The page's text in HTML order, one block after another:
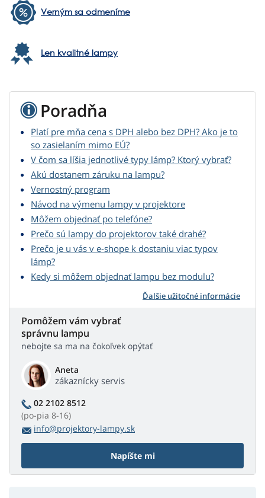
Verným sa odmeníme
Len kvalitné lampy
Poradňa
Platí pre mňa cena s DPH alebo bez DPH? Ako je to
so zasielaním mimo EÚ?
V čom sa líšia jednotlivé typy lámp? Ktorý vybrať?
Akú dostanem záruku na lampu?
Vernostný program
Návod na výmenu lampy v projektore
Môžem objednať po telefóne?
Prečo sú lampy do projektorov také drahé?
Prečo je u vás v e-shope k dostaniu viac typov
lámp?
Kedy si môžem objednať lampu bez modulu?
Ďalšie užitočné informácie
Pomôžem vám vybrať
správnu lampu
nebojte sa ma na čokoľvek opýtať
Aneta
zákaznícky servis
02 2102 8512
(po-pia 8-16)
info@projektory-lampy.sk
Napíšte mi